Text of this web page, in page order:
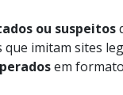
ou suspeitos
que imitam sites
em